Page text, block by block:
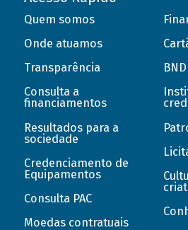
Quem somos
Onde atuamos
Transparência
Consulta a
financiamentos
Resultados para a
sociedade
Credenciamento de
Equipamentos
Consulta PAC
Moedas contratuais